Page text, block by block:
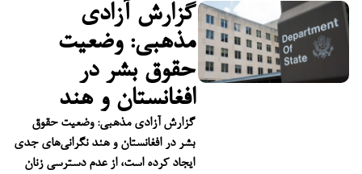
گزارش آزادی
مذهبی: وضعیت
حقوق بشر در
افغانستان و هند
گزارش آزادی مذهبی: وضعیت حقوق
بشر در افغانستان و هند نگرانی‌های جدی
ایجاد کرده است، از عدم دسترسی زنان